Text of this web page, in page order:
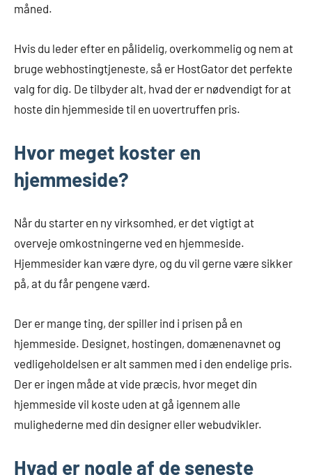
måned.
Hvis du leder efter en pålidelig, overkommelig og nem at
bruge webhostingtjeneste, så er HostGator det perfekte
valg for dig. De tilbyder alt, hvad der er nødvendigt for at
hoste din hjemmeside til en uovertruffen pris.
Hvor meget koster en
hjemmeside?
Når du starter en ny virksomhed, er det vigtigt at
overveje omkostningerne ved en hjemmeside.
Hjemmesider kan være dyre, og du vil gerne være sikker
på, at du får pengene værd.
Der er mange ting, der spiller ind i prisen på en
hjemmeside. Designet, hostingen, domænenavnet og
vedligeholdelsen er alt sammen med i den endelige pris.
Der er ingen måde at vide præcis, hvor meget din
hjemmeside vil koste uden at gå igennem alle
mulighederne med din designer eller webudvikler.
Hvad er nogle af de seneste